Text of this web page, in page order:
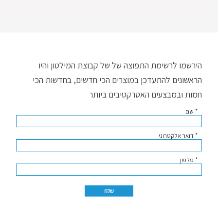
הירשמו לרשימת התפוצה של של קבוצת המילטון והיו
הראשונים להתעדכן במוצרים הכי חדשים, בחדשות הכי
חמות ובמבצעים האטרקטיבים ביותר
* שם
* דואר אלקטרוני
* טלפון